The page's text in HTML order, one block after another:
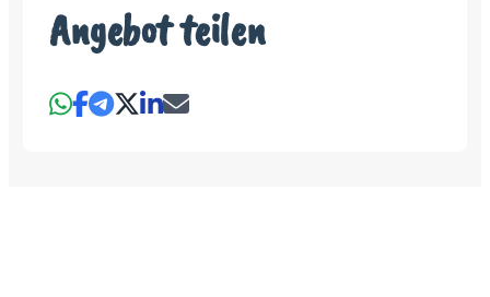
Angebot teilen